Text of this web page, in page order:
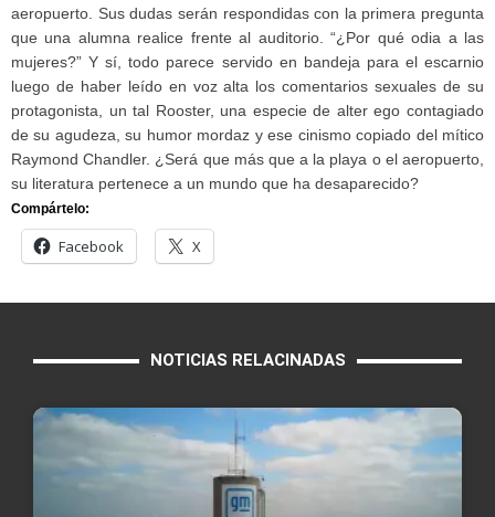
aeropuerto. Sus dudas serán respondidas con la primera pregunta
que una alumna realice frente al auditorio. “¿Por qué odia a las
mujeres?” Y sí, todo parece servido en bandeja para el escarnio
luego de haber leído en voz alta los comentarios sexuales de su
protagonista, un tal Rooster, una especie de alter ego contagiado
de su agudeza, su humor mordaz y ese cinismo copiado del mítico
Raymond Chandler. ¿Será que más que a la playa o el aeropuerto,
su literatura pertenece a un mundo que ha desaparecido?
Compártelo:
Facebook X
NOTICIAS RELACINADAS